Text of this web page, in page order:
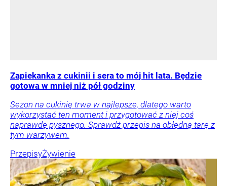
Zapiekanka z cukinii i sera to mój hit lata. Będzie
gotowa w mniej niż pół godziny
Sezon na cukinię trwa w najlepsze, dlatego warto
wykorzystać ten moment i przygotować z niej coś
naprawdę pysznego. Sprawdź przepis na obłędną tarę z
tym warzywem.
PrzepisyŻywienie